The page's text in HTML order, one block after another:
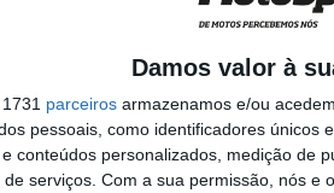
Damos valor à
parceiros armazenamos e/ou
pessoais, como identificadores únicos
conteúdos personalizados, medição de
serviços. Com a sua permissão, nós e
testes